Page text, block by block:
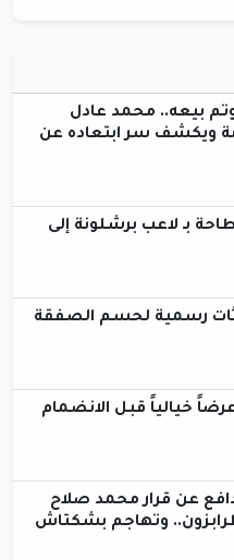
بيعه.. محمد عادل
ويكشف سر ابتعاده عن
بـ لاعب برشلونة إلى
رسمية لحسم الصفقة
خيالياً قبل الانضمام
عن قرار محمد صلاح
وتهاجم بشكتاش